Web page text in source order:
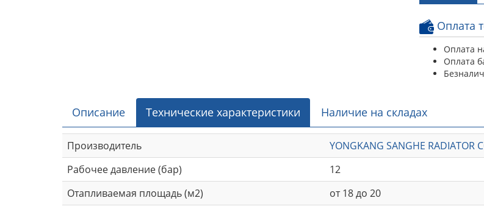
Оплата
Оплата
Оплата
Описание Технические характеристики Наличие на складах
Производитель
YONGKANG SANGHE RADIATOR
Рабочее давление (бар)
12
Отапливаемая площадь (м2)
от 18 до 20